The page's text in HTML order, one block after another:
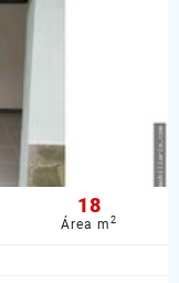
18
Área m2